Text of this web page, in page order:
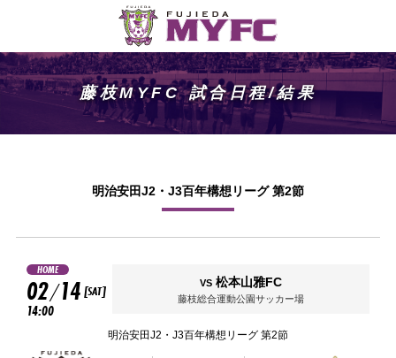
藤枝MYFC 試合日程/結果
明治安田J2・J3百年構想リーグ 第2節
02/14 [SAT]
14:00
HOME
VS松本山雅FC
藤枝総合運動公園サッカー場
明治安田J2・J3百年構想リーグ 第2節